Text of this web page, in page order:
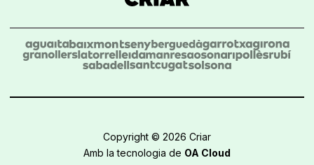
Copyright © 2026 Criar
Amb la tecnologia de OA Cloud